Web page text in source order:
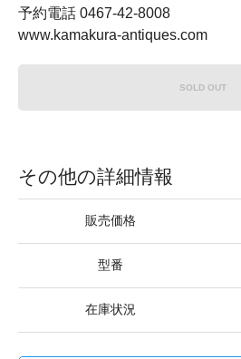
予約電話 0467-42-8008
www.kamakura-antiques.com
SOLD OUT
その他の詳細情報
販売価格
型番
在庫状況